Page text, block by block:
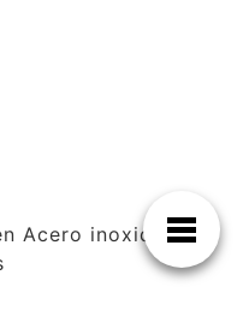
Acero inoxidable